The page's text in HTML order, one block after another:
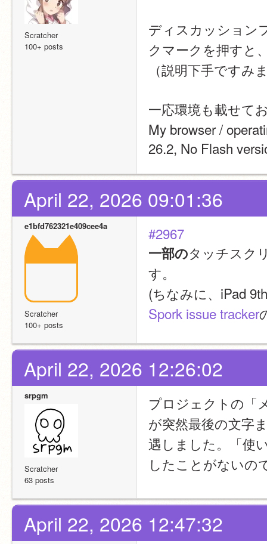
Scratcher
100+ posts
ディスカッション
クマークを押すと
（説明下手ですみ
一応環境も載せて
My browser /
26.2, No Flash
April 22, 2026 09:01:36
e1bfd762321e409cee4a
Scratcher
100+ posts
#2967
一部のタッチスク
す。
(ちなみに、iPad
Spork issue tracker
April 22, 2026 12:26:02
srpgm
Scratcher
63 posts
プロジェクトの「
が突然最後の文字
遇しました。「使
したことがないの
April 22, 2026 12:47:32